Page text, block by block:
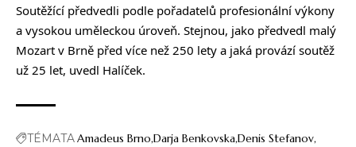
Soutěžící předvedli podle pořadatelů profesionální výkony
a vysokou uměleckou úroveň. Stejnou, jako předvedl malý
Mozart v Brně před více než 250 lety a jaká provází soutěž
už 25 let, uvedl Halíček.
TÉMATAAmadeus Brno Darja BenkovskaDenis Stefanov